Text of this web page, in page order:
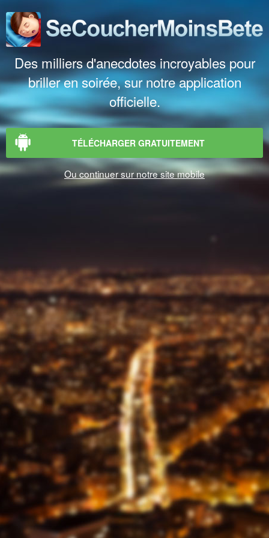
Des milliers d'anecdotes incroyables pour
briller en soirée, sur notre application
officielle.
TÉLÉCHARGER GRATUITEMENT
Ou continuer sur notre site mobile